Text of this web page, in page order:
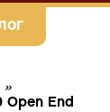
»
Open End